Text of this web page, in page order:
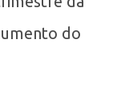
do